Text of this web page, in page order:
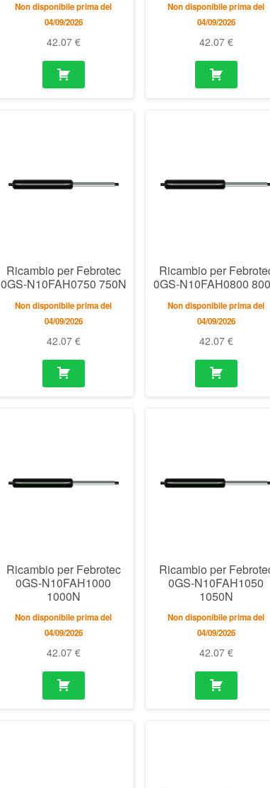
Non disponibile prima del
04/09/2026
42.07 €
Non disponibile prima del
04/09/2026
42.07 €
Ricambio per Febrotec
0GS-N10FAH0750 750N
Non disponibile prima del
04/09/2026
42.07 €
Ricambio per
0GS-N10FAH0800
Non disponibile prima del
04/09/2026
42.07 €
Ricambio per Febrotec
0GS-N10FAH1000
1000N
Non disponibile prima del
04/09/2026
42.07 €
Ricambio per
0GS-N10FAH1050
1050N
Non disponibile prima del
04/09/2026
42.07 €